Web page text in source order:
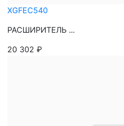
XGFEC540
РАСШИРИТЕЛЬ ...
20 302 ₽